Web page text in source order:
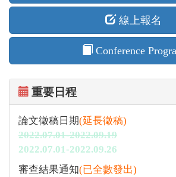
線上報名
Conference
重要日程
論文徵稿日期(延長徵稿)
2022.07.01-2022.09.19
2022.07.01-2022.09.26
審查結果通知(已全數發出)